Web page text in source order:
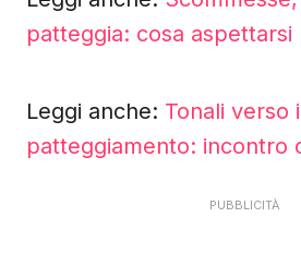
patteggia: cosa aspettarsi
Leggi anche: Tonali verso
patteggiamento: incontro